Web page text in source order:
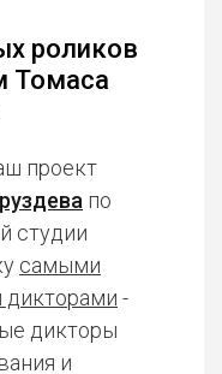
роликов
Томаса
проект
по
студии
самыми
-
дикторы
и